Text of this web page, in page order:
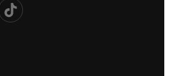
TikTok